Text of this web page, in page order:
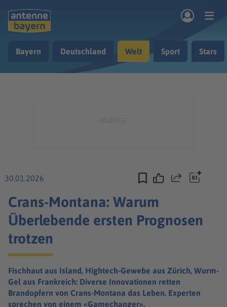
Nachrichten
Bayern Deutschland Welt Sport Stars
30.01.2026 Teilen
Crans-Montana: Warum
Überlebende ersten Prognosen
trotzen
Fischhaut aus Island, Hightech-Gewebe aus Zürich, Wurm-
Gel aus Frankreich: Diverse Innovationen retten
Brandopfern von Crans-Montana das Leben. Experten
sprechen von einem «Gamechanger».